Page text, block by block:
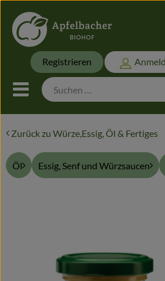
Registrieren
Mobiles Menu
Biokisten
Themen
Getränke
Zurück zu Würze,Essig, Öl & Fertiges
Öl Essig, Senf und Würzsaucen